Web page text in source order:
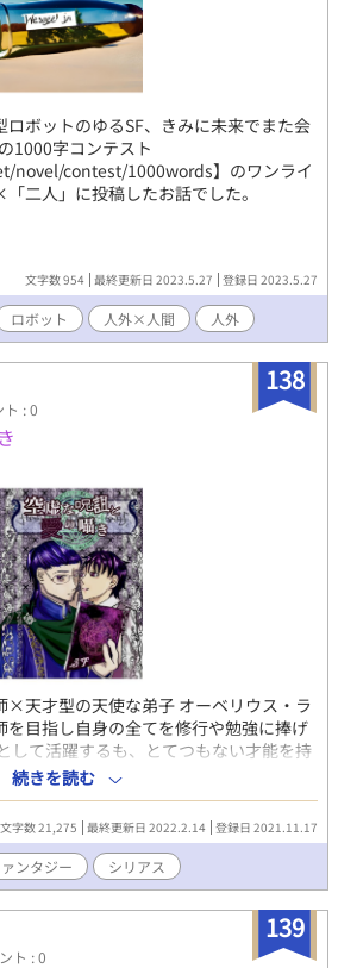
ロボットのゆるSF、きみに未来でまた会
1000字コンテスト
novel/contest/1000words】のワンライ
二人」に投稿したお話でした。
文字数 954 最終更新日 2023.5.27 登録日 2023.5.27
ロボット 人外×人間 人外
138
: 0
×天才型の天使な弟子 オーベリウス・ラ
を目指し自身の全てを修行や勉強に捧げ
して活躍するも、とてつもない才能を持
う。 オーベリウスは弟子にして欲しいと
る。 密かにオーベリウスは自身が宮廷
をしていくが、マーカスの輝くばかりの
感や嫉妬に溺れていくーーーーー 大丈
) ※クリエイターの貴宮あすか様原
うございます(^^) ※本編にエロはありま
す。
続きを読む
文字数 21,275 最終更新日 2022.2.14 登録日 2021.11.17
ンタジー シリアス
139
ト : 0